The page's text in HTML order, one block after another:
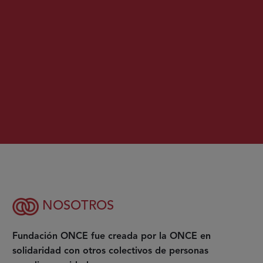
NOSOTROS
Fundación ONCE fue creada por la ONCE en
solidaridad con otros colectivos de personas